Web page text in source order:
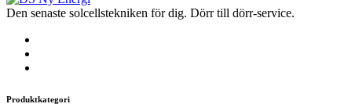
Den senaste solcellstekniken för dig. Dörr till dörr-service.
Produktkategori